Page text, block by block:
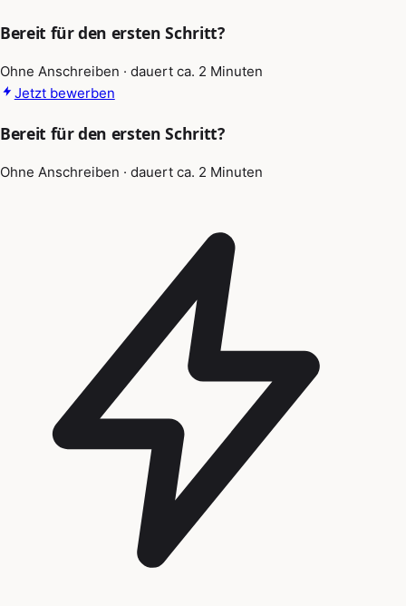
Bereit für den ersten Schritt?
Ohne Anschreiben · dauert ca. 2 Minuten
Jetzt bewerben
Bereit für den ersten Schritt?
Ohne Anschreiben · dauert ca. 2 Minuten